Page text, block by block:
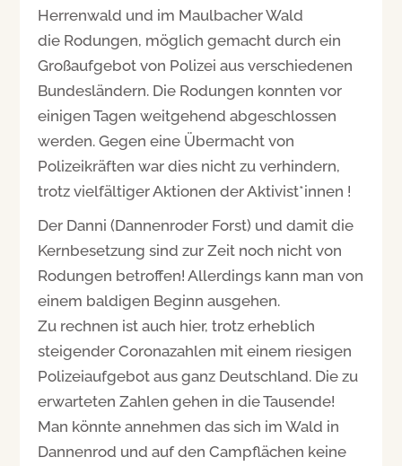
Herrenwald und im Maulbacher Wald
die Rodungen, möglich gemacht durch ein
Großaufgebot von Polizei aus verschiedenen
Bundesländern. Die Rodungen konnten vor
einigen Tagen weitgehend abgeschlossen
werden. Gegen eine Übermacht von
Polizeikräften war dies nicht zu verhindern,
trotz vielfältiger Aktionen der Aktivist*innen !
Der Danni (Dannenroder Forst) und damit die
Kernbesetzung sind zur Zeit noch nicht von
Rodungen betroffen! Allerdings kann man von
einem baldigen Beginn ausgehen.
Zu rechnen ist auch hier, trotz erheblich
steigender Coronazahlen mit einem riesigen
Polizeiaufgebot aus ganz Deutschland. Die zu
erwarteten Zahlen gehen in die Tausende!
Man könnte annehmen das sich im Wald in
Dannenrod und auf den Campflächen keine